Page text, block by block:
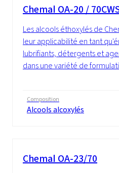
Chemal OA-20 /
Les alcools éthoxylés de
leur applicabilité en tant
lubrifiants, détergents et
dans une variété de
Composition
Alcools alcoxylés
Chemal OA-23/70